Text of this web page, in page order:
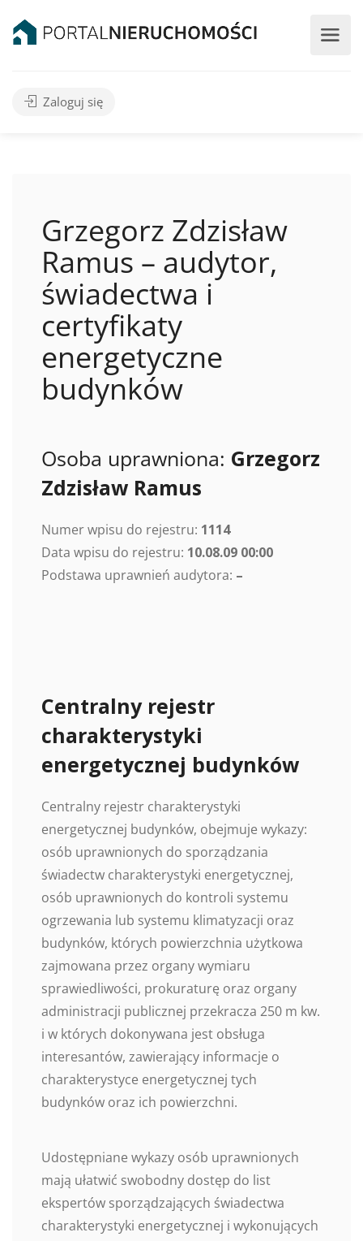
Zaloguj się
Grzegorz Zdzisław
Ramus – audytor,
świadectwa i
certyfikaty
energetyczne
budynków
Osoba uprawniona: Grzegorz
Zdzisław Ramus
Numer wpisu do rejestru: 1114
Data wpisu do rejestru: 10.08.09 00:00
Podstawa uprawnień audytora: –
Centralny rejestr
charakterystyki
energetycznej budynków
Centralny rejestr charakterystyki
energetycznej budynków, obejmuje wykazy:
osób uprawnionych do sporządzania
świadectw charakterystyki energetycznej,
osób uprawnionych do kontroli systemu
ogrzewania lub systemu klimatyzacji oraz
budynków, których powierzchnia użytkowa
zajmowana przez organy wymiaru
sprawiedliwości, prokuraturę oraz organy
administracji publicznej przekracza 250 m kw.
i w których dokonywana jest obsługa
interesantów, zawierający informacje o
charakterystyce energetycznej tych
budynków oraz ich powierzchni.
Udostępniane wykazy osób uprawnionych
mają ułatwić swobodny dostęp do list
ekspertów sporządzających świadectwa
charakterystyki energetycznej i wykonujących